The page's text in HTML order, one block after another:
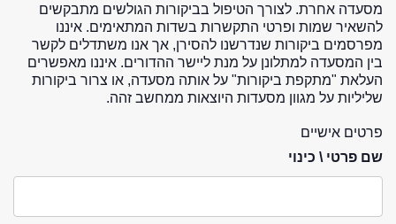
מסעדה אחרת. לצורך הטיפול בביקורות הגולשים מתבקשים
להשאיר שמות ופרטי התקשרות בשדות המתאימים. איננו
מפרסמים ביקורות שנדרשנו להסירן, אך אנו משתדלים לקשר
בין המסעדה למתלונן על מנת ליישר ההדורים. איננו מאפשרים
העלאת "מתקפת ביקורות" על אותה מסעדה, או צרור ביקורות
שליליות על מגוון מסעדות היוצאות ממחשב זהה.
פרטים אישיים
שם פרטי \ כינוי